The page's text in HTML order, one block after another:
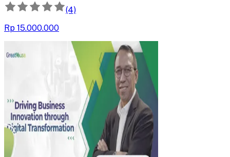
(4)
Rp 15.000.000